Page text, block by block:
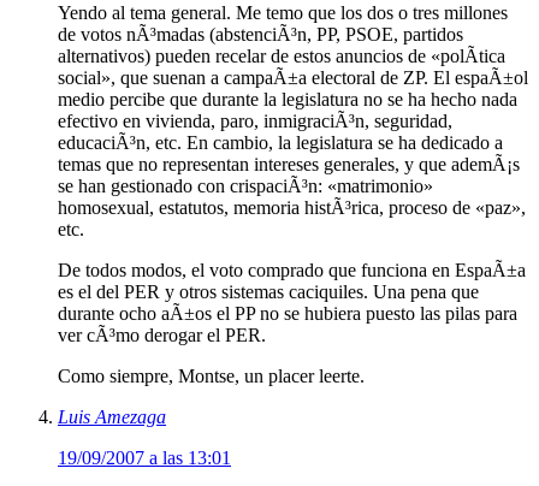
Yendo al tema general. Me temo que los dos o tres millones
de votos nÃ³madas (abstenciÃ³n, PP, PSOE, partidos
alternativos) pueden recelar de estos anuncios de «polÃ­tica
social», que suenan a campaÃ±a electoral de ZP. El espaÃ±ol
medio percibe que durante la legislatura no se ha hecho nada
efectivo en vivienda, paro, inmigraciÃ³n, seguridad,
educaciÃ³n, etc. En cambio, la legislatura se ha dedicado a
temas que no representan intereses generales, y que ademÃ¡s
se han gestionado con crispaciÃ³n: «matrimonio»
homosexual, estatutos, memoria histÃ³rica, proceso de «paz»,
etc.
De todos modos, el voto comprado que funciona en EspaÃ±a
es el del PER y otros sistemas caciquiles. Una pena que
durante ocho aÃ±os el PP no se hubiera puesto las pilas para
ver cÃ³mo derogar el PER.
Como siempre, Montse, un placer leerte.
Luis Amezaga
19/09/2007 a las 13:01